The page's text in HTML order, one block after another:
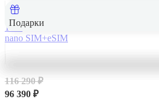
Подарки
1 Тб
nano SIM+eSIM
116 290 ₽
96 390 ₽